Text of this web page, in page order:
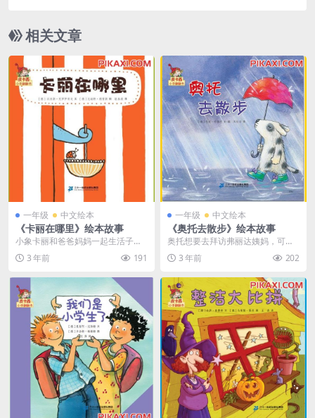
相关文章
一年级 中文绘本
《卡丽在哪里》绘本故事
小象卡丽和爸爸妈妈一起生活子在
马戏团里，所以它会很多技艺。有
时候它也会走上舞台，...
3 年前 191
一年级 中文绘本
《奥托去散步》绘本故事
奥托想要去拜访弗丽达姨妈，可是
打开门后他发现下雨了。奥托举着
伞出门儿了，他可不想...
3 年前 202